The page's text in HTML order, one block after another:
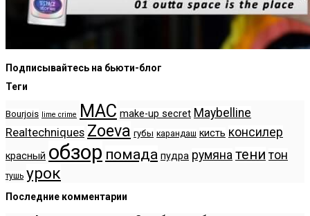
Подписывайтесь на бьюти-блог
Теги
Bourjois lime crime MAC make-up secret Maybelline
Realtechniques Zoeva губы карандаш кисть консилер
красный обзор помада пудра румяна тени тон
тушь урок
Последние комментарии